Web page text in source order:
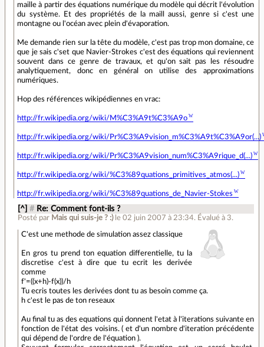
maille à partir des équations numérique du modèle qui décrit l'évolution
du système. Et des propriétés de la maill aussi, genre si c'est une
montagne ou l'océan avec plein d'évaporation.
Me demande rien sur la tête du modèle, c'est pas trop mon domaine, ce
que je sais c'set que Navier-Strokes c'est des équations qui reviennent
souvent dans ce genre de travaux, et qu'on sait pas les résoudre
analytiquement, donc en général on utilise des approximations
numériques.
Hop des références wikipédiennes en vrac:
http://fr.wikipedia.org/wiki/M%C3%A9t%C3%A9o
http://fr.wikipedia.org/wiki/Pr%C3%A9vision_m%C3%A9t%C3%A9or(...)
http://fr.wikipedia.org/wiki/Pr%C3%A9vision_num%C3%A9rique_d(...)
http://fr.wikipedia.org/wiki/%C3%89quations_primitives_atmos(...)
http://fr.wikipedia.org/wiki/%C3%89quations_de_Navier-Stokes
[^] # Re: Comment font-ils ?
Posté par Mais qui suis-je ? :) le 02 juin 2007 à 23:34. Évalué à 3.
C'est une methode de simulation assez classique
En gros tu prend ton equation differentielle, tu la
discretise c'est à dire que tu ecrit les derivée
comme
f'=((x+h)-f(x))/h
Tu ecris toutes les derivées dont tu as besoin comme ça.
h c'est le pas de ton reseaux
Au final tu as des equations qui donnent l'etat à l'iterations suivante en
fonction de l'état des voisins. ( et d'un nombre d'iteration précédente
qui dépend de l'ordre de l'équation ).